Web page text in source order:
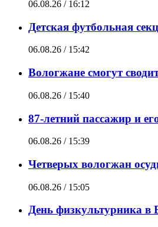
06.08.26 / 16:12
Детская футбольная
06.08.26 / 15:42
Вологжане смогут
06.08.26 / 15:40
87-летний пассажир и
06.08.26 / 15:39
Четверых вологжан
06.08.26 / 15:05
День физкультурника в